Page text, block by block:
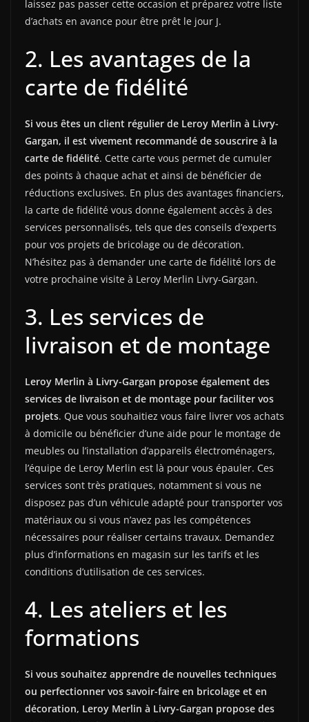
laissez pas passer cette occasion et préparez votre liste
d’achats en avance pour être prêt le jour J.
2. Les avantages de la
carte de fidélité
Si vous êtes un client régulier de Leroy Merlin à Livry-
Gargan, il est vivement recommandé de souscrire à la
carte de fidélité. Cette carte vous permet de cumuler
des points à chaque achat et ainsi de bénéficier de
réductions exclusives. En plus des avantages financiers,
la carte de fidélité vous donne également accès à des
services personnalisés, tels que des conseils d’experts
pour vos projets de bricolage ou de décoration.
N’hésitez pas à demander une carte de fidélité lors de
votre prochaine visite à Leroy Merlin Livry-Gargan.
3. Les services de
livraison et de montage
Leroy Merlin à Livry-Gargan propose également des
services de livraison et de montage pour faciliter vos
projets. Que vous souhaitiez vous faire livrer vos achats
à domicile ou bénéficier d’une aide pour le montage de
meubles ou l’installation d’appareils électroménagers,
l’équipe de Leroy Merlin est là pour vous épauler. Ces
services sont très pratiques, notamment si vous ne
disposez pas d’un véhicule adapté pour transporter vos
matériaux ou si vous n’avez pas les compétences
nécessaires pour réaliser certains travaux. Demandez
plus d’informations en magasin sur les tarifs et les
conditions d’utilisation de ces services.
4. Les ateliers et les
formations
Si vous souhaitez apprendre de nouvelles techniques
ou perfectionner vos savoir-faire en bricolage et en
décoration, Leroy Merlin à Livry-Gargan propose des